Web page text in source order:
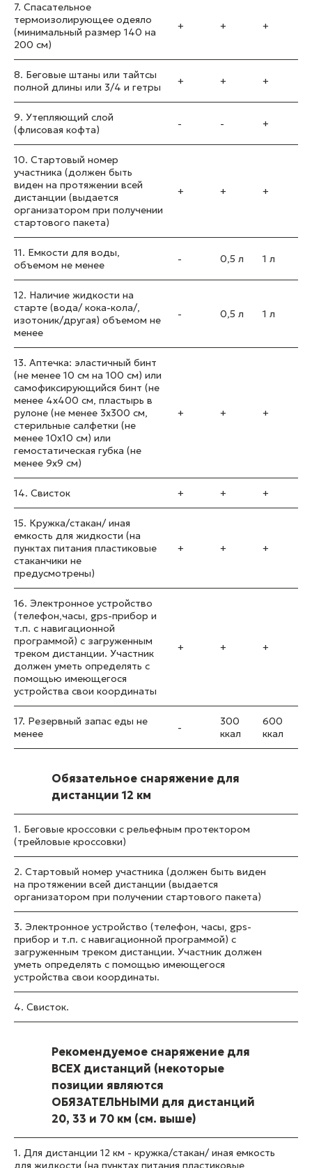
7. Спасательное
термоизолирующее одеяло
(минимальный размер 140 на
200 см)
+ + +
8. Беговые штаны или тайтсы
полной длины или 3/4 и гетры
+ + +
9. Утепляющий слой
(флисовая кофта)
- - +
10. Стартовый номер
участника (должен быть
виден на протяжении всей
дистанции (выдается
организатором при получении
стартового пакета)
+ + +
11. Емкости для воды,
объемом не менее
- 0,5 л 1 л
12. Наличие жидкости на
старте (вода/ кока-кола/,
изотоник/другая) объемом не
менее
- 0,5 л 1 л
13. Аптечка: эластичный бинт
(не менее 10 см на 100 см) или
самофиксирующийся бинт (не
менее 4x400 см, пластырь в
рулоне (не менее 3x300 см,
стерильные салфетки (не
менее 10x10 см) или
гемостатическая губка (не
менее 9x9 см)
+ + +
14. Свисток + + +
15. Кружка/стакан/ иная
емкость для жидкости (на
пунктах питания пластиковые
стаканчики не
предусмотрены)
+ + +
16. Электронное устройство
(телефон,часы, gps-прибор и
т.п. с навигационной
программой) с загруженным
треком дистанции. Участник
должен уметь определять с
помощью имеющегося
устройства свои координаты
+ + +
17. Резервный запас еды не
менее
-
300
ккал
600
ккал
Обязательное снаряжение для
дистанции 12 км
1. Беговые кроссовки с рельефным протектором
(трейловые кроссовки)
2. Стартовый номер участника (должен быть виден
на протяжении всей дистанции (выдается
организатором при получении стартового пакета)
3. Электронное устройство (телефон, часы, gps-
прибор и т.п. с навигационной программой) с
загруженным треком дистанции. Участник должен
уметь определять с помощью имеющегося
устройства свои координаты.
4. Свисток.
Рекомендуемое снаряжение для
ВСЕХ дистанций (некоторые
позиции являются
ОБЯЗАТЕЛЬНЫМИ для дистанций
20, 33 и 70 км (см. выше)
1. Для дистанции 12 км - кружка/стакан/ иная емкость
для жидкости (на пунктах питания пластиковые